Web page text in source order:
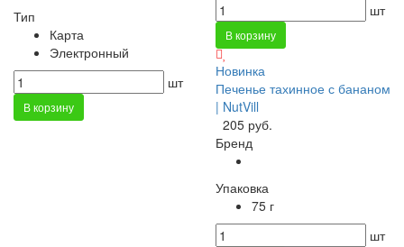
Тип
Карта
Электронный
шт
В корзину
шт
В корзину
Новинка
Печенье тахинное с бананом
| NutVill
205 руб.
Бренд
Упаковка
75 г
шт